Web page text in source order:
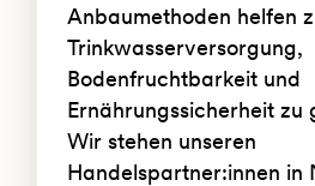
Anbaumethoden helfen
Trinkwasserversorgung,
Bodenfruchtbarkeit und
Ernährungssicherheit zu
Wir stehen unseren
Handelspartner:innen in